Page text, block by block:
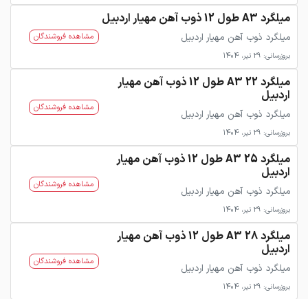
میلگرد A3 طول 12 ذوب آهن مهیار اردبیل
میلگرد ذوب آهن مهیار اردبیل
بروزرسانی: 29 تیر، 1404
مشاهده فروشندگان
میلگرد 22 A3 طول 12 ذوب آهن مهیار
اردبیل
میلگرد ذوب آهن مهیار اردبیل
بروزرسانی: 29 تیر، 1404
مشاهده فروشندگان
میلگرد 25 A3 طول 12 ذوب آهن مهیار
اردبیل
میلگرد ذوب آهن مهیار اردبیل
بروزرسانی: 29 تیر، 1404
مشاهده فروشندگان
میلگرد 28 A3 طول 12 ذوب آهن مهیار
اردبیل
میلگرد ذوب آهن مهیار اردبیل
بروزرسانی: 29 تیر، 1404
مشاهده فروشندگان